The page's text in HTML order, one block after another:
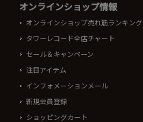
オンラインショップ情報
オンラインショップ売れ筋ランキング
タワーレコード全店チャート
セール＆キャンペーン
注目アイテム
インフォメーションメール
新規会員登録
ショッピングカート